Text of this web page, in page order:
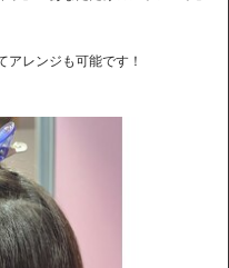
アレンジも可能です！